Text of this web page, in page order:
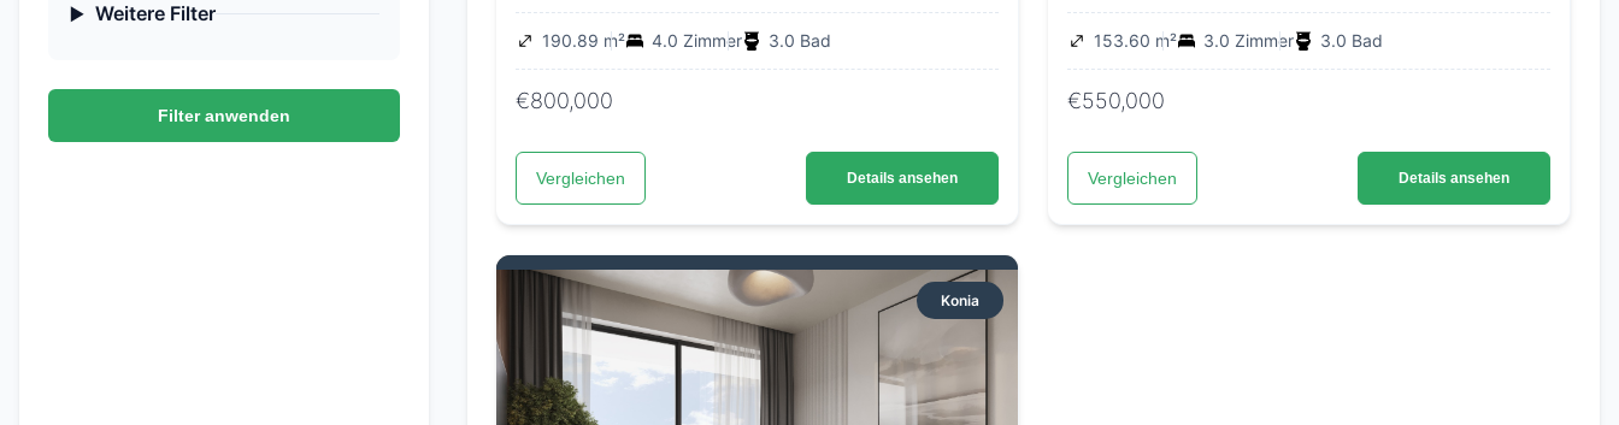
Weitere Filter
Filter anwenden
190.89 m² 4.0 Zimmer 3.0 Bad
€800,000
Vergleichen Details ansehen
153.60 m² 3.0 Zimmer 3.0 Bad
€550,000
Vergleichen Details ansehen
Konia